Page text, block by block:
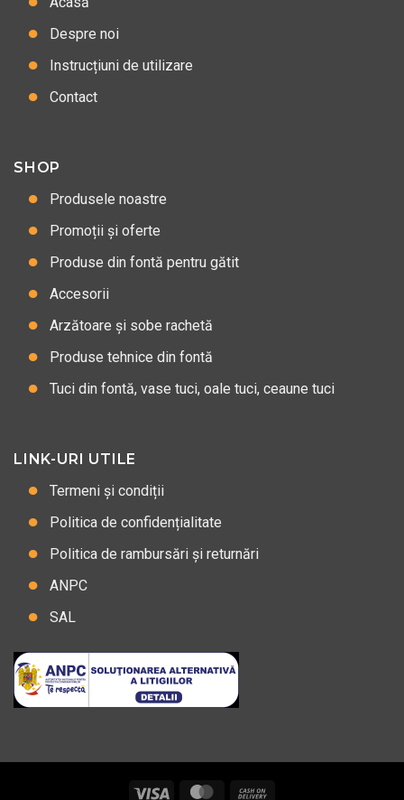
Despre noi
Instrucțiuni de utilizare
Contact
SHOP
Produsele noastre
Promoții și oferte
Produse din fontă pentru gătit
Accesorii
Arzătoare și sobe rachetă
Produse tehnice din fontă
Tuci din fontă, vase tuci, oale tuci, ceaune tuci
LINK-URI UTILE
Termeni și condiții
Politica de confidențialitate
Politica de rambursări și returnări
ANPC
SAL
Visa MasterCard